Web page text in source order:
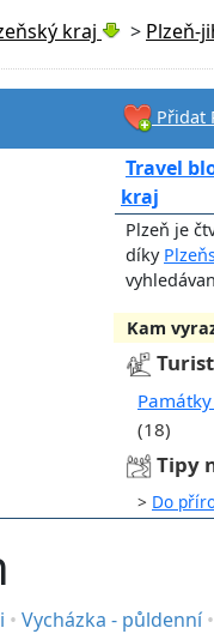
kraj > Plzeň-
Přidat
Travel
kraj
Plzeň je
díky
Kam
(18)
Tipy
> Do
• Vycházka - půldenní•